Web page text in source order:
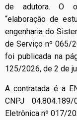
de adutora. O
“elaboração de
engenharia do
de Serviço nº 065/
foi publicada na
125/2026, de 2 de
A contratada é a
CNPJ
Eletrônica nº 017/